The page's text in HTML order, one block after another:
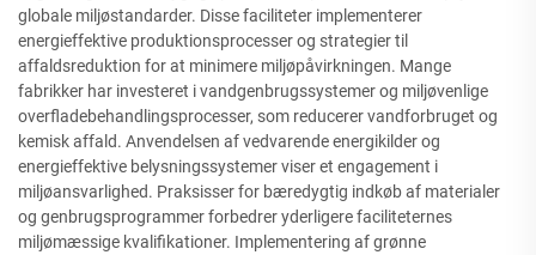
globale miljøstandarder. Disse faciliteter implementerer
energieffektive produktionsprocesser og strategier til
affaldsreduktion for at minimere miljøpåvirkningen. Mange
fabrikker har investeret i vandgenbrugssystemer og miljøvenlige
overfladebehandlingsprocesser, som reducerer vandforbruget og
kemisk affald. Anvendelsen af vedvarende energikilder og
energieffektive belysningssystemer viser et engagement i
miljøansvarlighed. Praksisser for bæredygtig indkøb af materialer
og genbrugsprogrammer forbedrer yderligere faciliteternes
miljømæssige kvalifikationer. Implementering af grønne